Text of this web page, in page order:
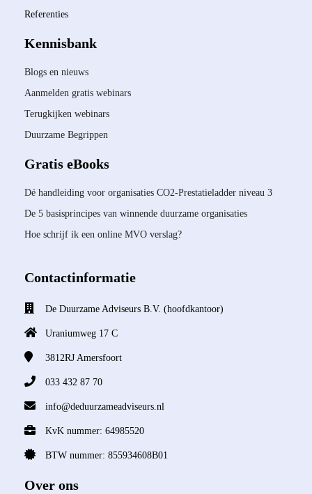
Referenties
Kennisbank
Blogs en nieuws
Aanmelden gratis webinars
Terugkijken webinars
Duurzame Begrippen
Gratis eBooks
Dé handleiding voor organisaties CO2-Prestatieladder niveau 3
De 5 basisprincipes van winnende duurzame organisaties
Hoe schrijf ik een online MVO verslag?
Contactinformatie
De Duurzame Adviseurs B.V. (hoofdkantoor)
Uraniumweg 17 C
3812RJ Amersfoort
033 432 87 70
info@deduurzameadviseurs.nl
KvK nummer: 64985520
BTW nummer: 855934608B01
Over ons